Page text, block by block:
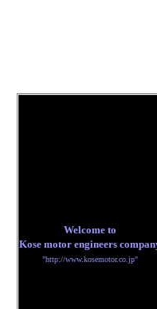
Welcome to
Kose motor engineers
"http://www.kosemotor.co.jp"